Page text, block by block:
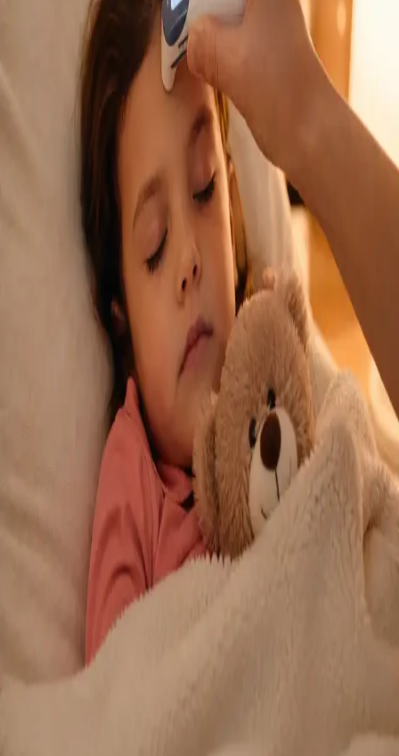
prin consultație video.
Consultație de neurologie — evaluare de
Programează consultație
Evaluare specializată a durerii — consultație
Durerea cronică sau durerea severă vă afectează viața de zi cu
zi? Specialistul nostru autorizat CMR oferă evaluare clinică
orientată pe controlul durerii, opțiuni terapeutice și
coordonarea investigațiilor necesare.
Evaluare specializată a durerii — consultație
Programează consultație
Medic pediatru specialist — evaluare pediatrică
Aveți nevoie de o opinie pediatrică de specialitate sau de o